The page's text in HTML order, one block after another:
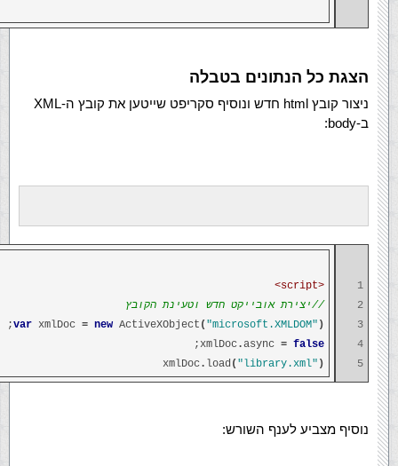
הצגת כל הנתונים בטבלה
ניצור קובץ html חדש ונוסיף סקריפט שייטען את קובץ ה-XML
ב-body:
1
2
3
4
5
<script>
//יצירת אובייקט חדש וטעינת הקובץ
var xmlDoc = new ActiveXObject ( "microsoft.XMLDOM" )
;
xmlDoc.async = false
;
xmlDoc. load ( "library.xml" )
נוסיף מצביע לענף השורש: